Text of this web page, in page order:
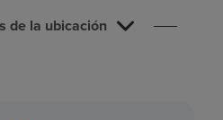
de la ubicación